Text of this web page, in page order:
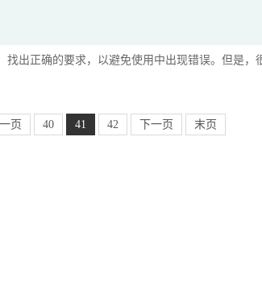
出正确的要求，以避免使用中出现错误。但是
一页 40 41 42 下一页 末页